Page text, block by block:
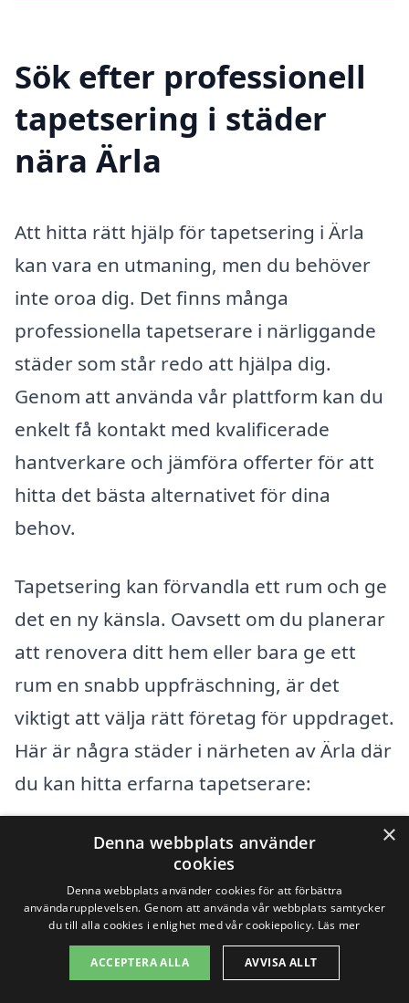
Sök efter professionell
tapetsering i städer
nära Ärla
Att hitta rätt hjälp för tapetsering i Ärla
kan vara en utmaning, men du behöver
inte oroa dig. Det finns många
professionella tapetserare i närliggande
städer som står redo att hjälpa dig.
Genom att använda vår plattform kan du
enkelt få kontakt med kvalificerade
hantverkare och jämföra offerter för att
hitta det bästa alternativet för dina
behov.
Tapetsering kan förvandla ett rum och ge
det en ny känsla. Oavsett om du planerar
att renovera ditt hem eller bara ge ett
rum en snabb uppfräschning, är det
viktigt att välja rätt företag för uppdraget.
Här är några städer i närheten av Ärla där
du kan hitta erfarna tapetserare:
Vallby
Nyfors
Stenkvista
Kuma
×
Denna webbplats använder
cookies
Denna webbplats använder cookies för att förbättra
användarupplevelsen. Genom att använda vår webbplats samtycker
du till alla cookies i enlighet med vår cookiepolicy. Läs mer
ACCEPTERA ALLA AVVISA ALLT